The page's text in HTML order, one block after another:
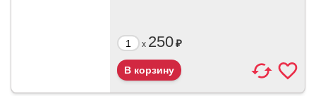
x 250₽